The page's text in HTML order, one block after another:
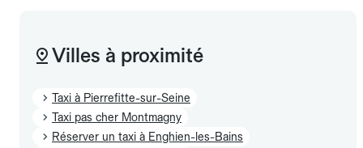
Villes à proximité
Taxi à Pierrefitte-sur-Seine
Taxi pas cher Montmagny
Réserver un taxi à Enghien-les-Bains